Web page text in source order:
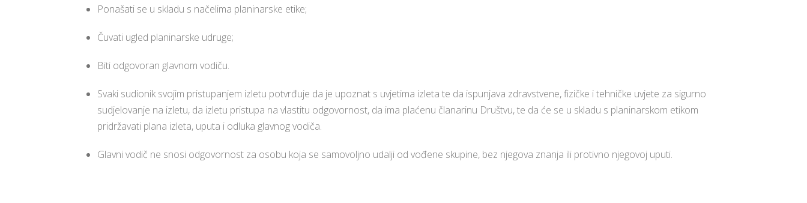
Ponašati se u skladu s načelima planinarske etike;
Čuvati ugled planinarske udruge;
Biti odgovoran glavnom vodiču.
Svaki sudionik svojim pristupanjem izletu potvrđuje da je upoznat s uvjetima izleta te da ispunjava zdravstvene, fizičke i tehničke uvjete za sigurno
sudjelovanje na izletu, da izletu pristupa na vlastitu odgovornost, da ima plaćenu članarinu Društvu, te da će se u skladu s planinarskom etikom
pridržavati plana izleta, uputa i odluka glavnog vodiča.
Glavni vodič ne snosi odgovornost za osobu koja se samovoljno udalji od vođene skupine, bez njegova znanja ili protivno njegovoj uputi.